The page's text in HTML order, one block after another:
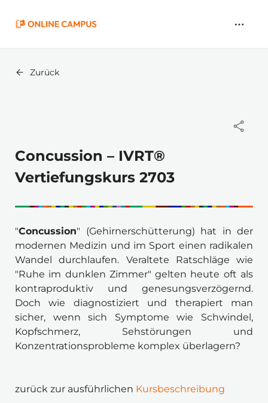
Zurück
Concussion – IVRT®
Vertiefungskurs 2703
"Concussion" (Gehirnerschütterung) hat in der
modernen Medizin und im Sport einen radikalen
Wandel durchlaufen. Veraltete Ratschläge wie
"Ruhe im dunklen Zimmer" gelten heute oft als
kontraproduktiv und genesungsverzögernd.
Doch wie diagnostiziert und therapiert man
sicher, wenn sich Symptome wie Schwindel,
Kopfschmerz, Sehstörungen und
Konzentrationsprobleme komplex überlagern?
zurück zur ausführlichen Kursbeschreibung